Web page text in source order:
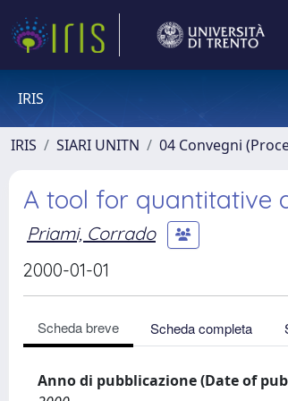
IRIS
IRIS SIARI UNITN 04 Convegni
A tool for quantitative
Priami, Corrado
2000-01-01
Scheda breve Scheda completa
Anno di pubblicazione (Date of